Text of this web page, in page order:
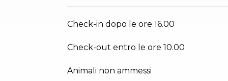
Check-in dopo le ore 16.00
Check-out entro le ore 10.00
Animali non ammessi